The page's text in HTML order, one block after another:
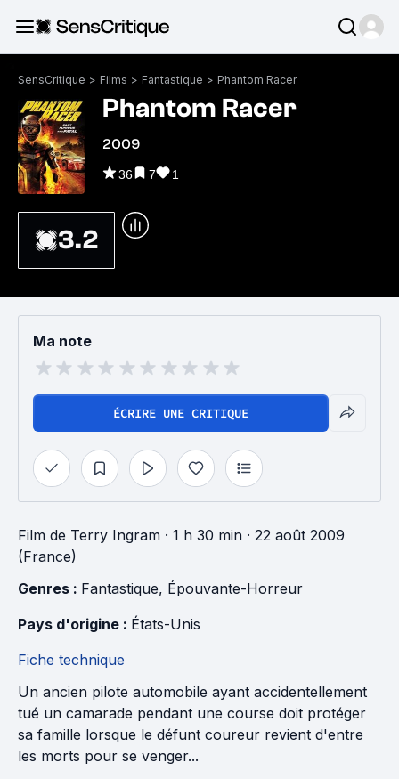
SensCritique > Films > Fantastique > Phantom Racer
Phantom Racer
2009
36 7 1
3.2
Ma note
ÉCRIRE UNE CRITIQUE
Film de Terry Ingram · 1 h 30 min · 22 août 2009
(France)
Genres : Fantastique, Épouvante-Horreur
Pays d'origine : États-Unis
Fiche technique
Un ancien pilote automobile ayant accidentellement
tué un camarade pendant une course doit protéger
sa famille lorsque le défunt coureur revient d'entre
les morts pour se venger...